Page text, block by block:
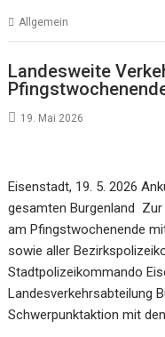
Allgemein
Landesweite
19. Mai 2026
Eisenstadt, 19. 5. 2026
gesamten Burgenland
am Pfingstwochenende
sowie aller
Stadtpolizeikommando
Landesverkehrsabteilung
Schwerpunktaktion mit